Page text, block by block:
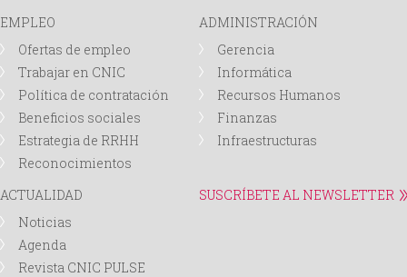
EMPLEO
Ofertas de empleo
Trabajar en CNIC
Política de contratación
Beneficios sociales
Estrategia de RRHH
Reconocimientos
ADMINISTRACIÓN
Gerencia
Informática
Recursos Humanos
Finanzas
Infraestructuras
ACTUALIDAD
Noticias
Agenda
Revista CNIC PULSE
SUSCRÍBETE AL NEWSLETTER